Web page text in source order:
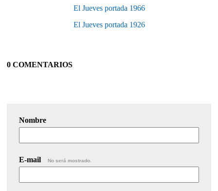
El Jueves portada 1966
El Jueves portada 1926
0 COMENTARIOS
Nombre
E-mail No será mostrado.